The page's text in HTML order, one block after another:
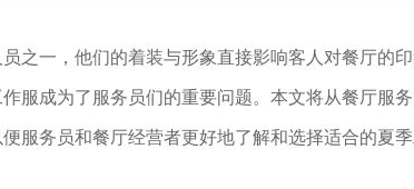
之一，他们的着装与形象直接影响客人对餐厅的
服成为了服务员们的重要问题。本文将从餐厅服务
服务员和餐厅经营者更好地了解和选择适合的夏季